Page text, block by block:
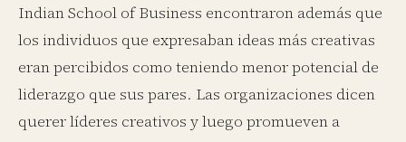
Indian School of Business encontraron además que
los individuos que expresaban ideas más creativas
eran percibidos como teniendo menor potencial de
liderazgo que sus pares. Las organizaciones dicen
querer líderes creativos y luego promueven a